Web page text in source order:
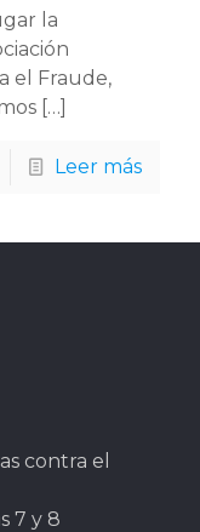
la
el Fraude,
[…]
Leer más
contra el
7 y 8